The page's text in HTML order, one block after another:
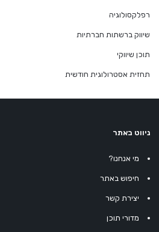
רפלקסולוגיה
שיווק ברשתות חברתיות
תוכן שיווקי
תחזית אסטרולוגית חודשית
ניווט באתר
מי אנחנו?
חיפוש באתר
יצירת קשר
מדורי תוכן